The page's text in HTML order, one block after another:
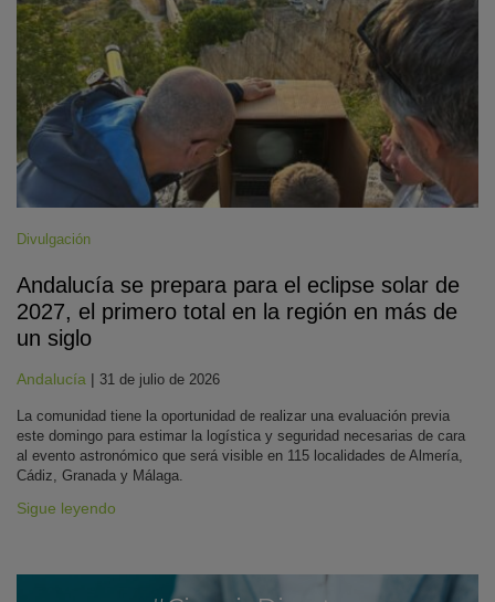
Divulgación
Andalucía se prepara para el eclipse solar de
2027, el primero total en la región en más de
un siglo
Andalucía | 31 de julio de 2026
La comunidad tiene la oportunidad de realizar una evaluación previa
este domingo para estimar la logística y seguridad necesarias de cara
al evento astronómico que será visible en 115 localidades de Almería,
Cádiz, Granada y Málaga.
Sigue leyendo